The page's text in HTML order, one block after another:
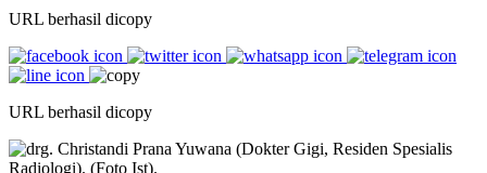
URL berhasil dicopy
URL berhasil dicopy